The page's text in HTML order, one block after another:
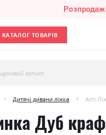
КАТАЛОГ ТОВАРІВ
запит
Дитячі дивани ліжка Асті
Дуб